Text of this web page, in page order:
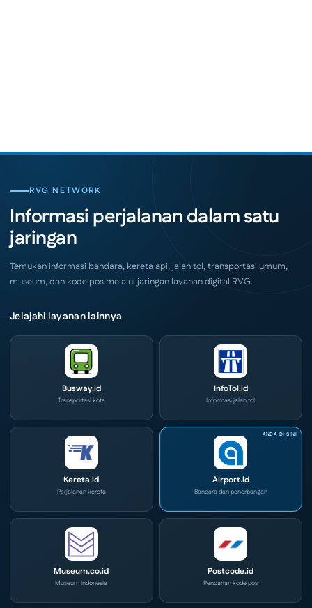
RVG NETWORK
Informasi perjalanan dalam satu
jaringan
Temukan informasi bandara, kereta api, jalan tol, transportasi umum,
museum, dan kode pos melalui jaringan layanan digital RVG.
Jelajahi layanan lainnya
Busway.id
Transportasi kota
InfoTol.id
Informasi jalan tol
Kereta.id
Perjalanan kereta
Airport.id
Bandara dan penerbangan
Museum.co.id
Museum Indonesia
Postcode.id
Pencarian kode pos